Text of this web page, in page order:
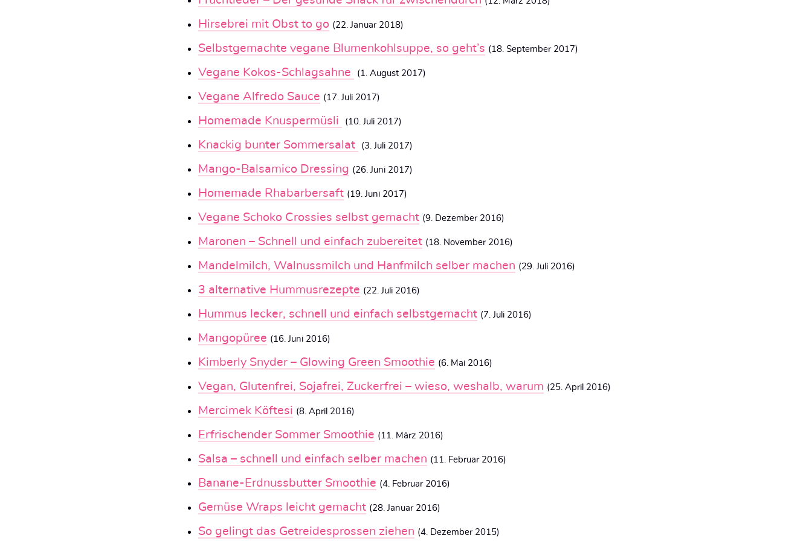
Hirsebrei mit Obst to go (22. Januar 2018)
Selbstgemachte vegane Blumenkohlsuppe, so geht’s (18. September 2017)
Vegane Kokos-Schlagsahne (1. August 2017)
Vegane Alfredo Sauce (17. Juli 2017)
Homemade Knuspermüsli (10. Juli 2017)
Knackig bunter Sommersalat (3. Juli 2017)
Mango-Balsamico Dressing (26. Juni 2017)
Homemade Rhabarbersaft (19. Juni 2017)
Vegane Schoko Crossies selbst gemacht (9. Dezember 2016)
Maronen – Schnell und einfach zubereitet (18. November 2016)
Mandelmilch, Walnussmilch und Hanfmilch selber machen (29. Juli 2016)
3 alternative Hummusrezepte (22. Juli 2016)
Hummus lecker, schnell und einfach selbstgemacht (7. Juli 2016)
Mangopüree (16. Juni 2016)
Kimberly Snyder – Glowing Green Smoothie (6. Mai 2016)
Vegan, Glutenfrei, Sojafrei, Zuckerfrei – wieso, weshalb, warum (25. April 2016)
Mercimek Köftesi (8. April 2016)
Erfrischender Sommer Smoothie (11. März 2016)
Salsa – schnell und einfach selber machen (11. Februar 2016)
Banane-Erdnussbutter Smoothie (4. Februar 2016)
Gemüse Wraps leicht gemacht (28. Januar 2016)
So gelingt das Getreidesprossen ziehen (4. Dezember 2015)